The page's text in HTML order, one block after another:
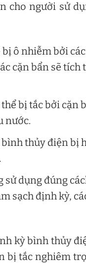
cho người sử
ô nhiễm bởi
cặn bẩn sẽ
bị tắc bởi cặn
nước.
thủy điện bị
dụng đúng
sạch định kỳ,
kỳ bình thủy
bị tắc nghiêm